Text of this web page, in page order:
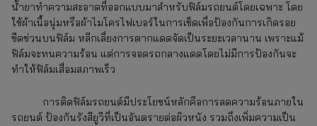
น้ำยาทำความสะอาดที่ออกแบบมาสำหรับฟิล์มรถยนต์โดยเฉพาะ โดย
ใช้ผ้าเนื้อนุ่มหรือผ้าไมโครไฟเบอร์ในการเช็ดเพื่อป้องกันการเกิดรอย
ขีดข่วนบนฟิล์ม หลีกเลี่ยงการตากแดดจัดเป็นระยะเวลานาน เพราะแม้
ฟิล์มจะทนความร้อน แต่การจอดรถกลางแดดโดยไม่มีการป้องกันจะ
ทำให้ฟิล์มเสื่อมสภาพเร็ว
การติดฟิล์มรถยนต์มีประโยชน์หลักคือการลดความร้อนภายใน
รถยนต์ ป้องกันรังสียูวีที่เป็นอันตรายต่อผิวหนัง รวมถึงเพิ่มความเป็น